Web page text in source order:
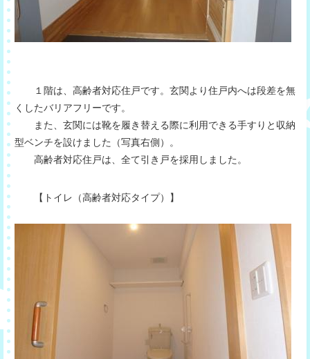
１階は、高齢者対応住戸です。玄関より住戸内へは段差を無
くしたバリアフリーです。
また、玄関には靴を履き替える際に利用できる手すりと収納
型ベンチを設けました（写真右側）。
高齢者対応住戸は、全て引き戸を採用しました。
【トイレ（高齢者対応タイプ）】